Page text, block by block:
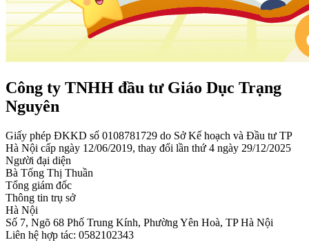
Công ty TNHH đầu tư Giáo Dục Trạng
Nguyên
Giấy phép ĐKKD số 0108781729 do Sở Kế hoạch và Đầu tư TP
Hà Nội cấp ngày 12/06/2019, thay đổi lần thứ 4 ngày 29/12/2025
Người đại diện
Bà Tống Thị Thuần
Tổng giám đốc
Thông tin trụ sở
Hà Nội
Số 7, Ngõ 68 Phố Trung Kính, Phường Yên Hoà, TP Hà Nội
Liên hệ hợp tác: 0582102343